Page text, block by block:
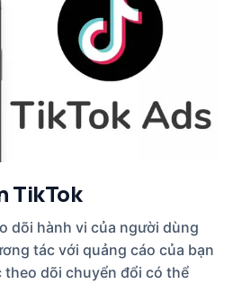
TikTok
dõi hành vi của người dùng
tác với quảng cáo của bạn
theo dõi chuyển đổi có thể